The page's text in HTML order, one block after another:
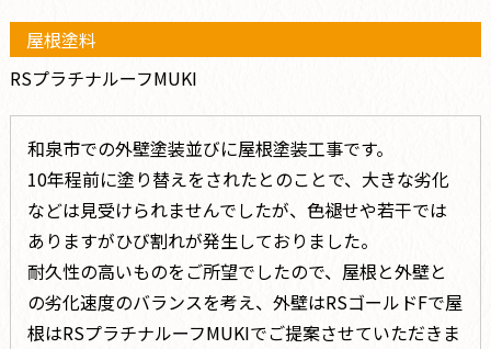
屋根塗料
RSプラチナルーフMUKI
和泉市での外壁塗装並びに屋根塗装工事です。
10年程前に塗り替えをされたとのことで、大きな劣化
などは見受けられませんでしたが、色褪せや若干では
ありますがひび割れが発生しておりました。
耐久性の高いものをご所望でしたので、屋根と外壁と
の劣化速度のバランスを考え、外壁はRSゴールドFで屋
根はRSプラチナルーフMUKIでご提案させていただきま